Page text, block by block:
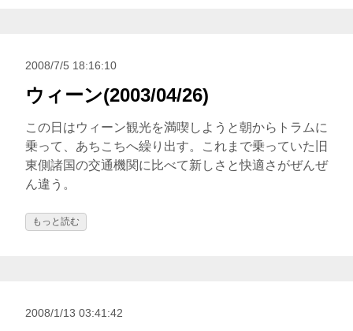
2008/7/5 18:16:10
ウィーン(2003/04/26)
この日はウィーン観光を満喫しようと朝からトラムに
乗って、あちこちへ繰り出す。これまで乗っていた旧
東側諸国の交通機関に比べて新しさと快適さがぜんぜ
ん違う。
もっと読む
2008/1/13 03:41:42